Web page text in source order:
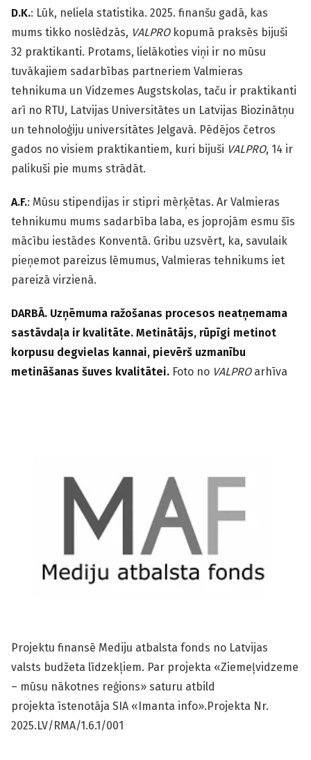
D.K.: Lūk, neliela statistika. 2025. finanšu gadā, kas
mums tikko noslēdzās, VALPROkopumā praksēs bijuši
32 praktikanti. Protams, lielākoties viņi ir no mūsu
tuvākajiem sadarbības partneriem Valmieras
tehnikuma un Vidzemes Augstskolas, taču ir praktikanti
arī no RTU, Latvijas Universitātes un Latvijas Biozinātņu
un tehnoloģiju universitātes Jelgavā. Pēdējos četros
gados no visiem praktikantiem, kuri bijuši VALPRO, 14 ir
palikuši pie mums strādāt.
A.F.: Mūsu stipendijas ir stipri mērķētas. Ar Valmieras
tehnikumu mums sadarbība laba, es joprojām esmu šīs
mācību iestādes Konventā. Gribu uzsvērt, ka, savulaik
pieņemot pareizus lēmumus, Valmieras tehnikums iet
pareizā virzienā.
DARBĀ. Uzņēmuma ražošanas procesos neatņemama
sastāvdaļa ir kvalitāte. Metinātājs, rūpīgi metinot
korpusu degvielas kannai, pievērš uzmanību
metināšanas šuves kvalitātei. Foto no VALPRO arhīva
Projektu finansē Mediju atbalsta fonds no Latvijas
valsts budžeta līdzekļiem. Par projekta «Ziemeļvidzeme
– mūsu nākotnes reģions» saturu atbild
projekta īstenotāja SIA «Imanta info».Projekta Nr.
2025.LV/RMA/1.6.1/001